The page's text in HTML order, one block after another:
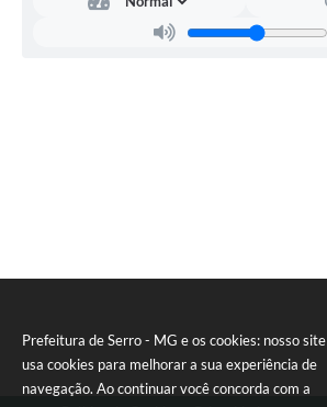
Prefeitura de Serro - MG e os cookies: nosso site
usa cookies para melhorar a sua experiência de
navegação. Ao continuar você concorda com a